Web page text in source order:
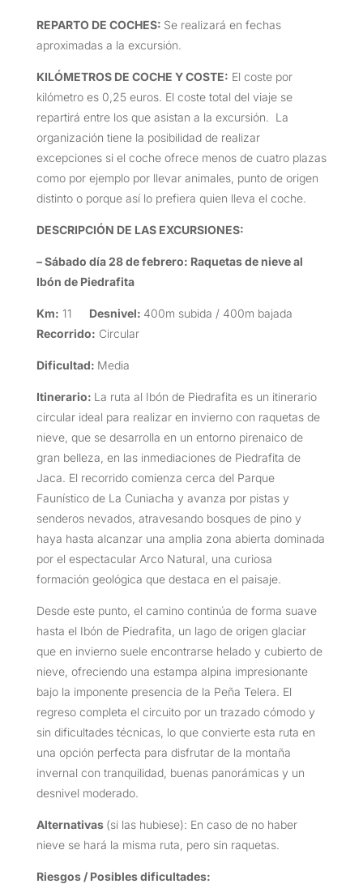
REPARTO DE COCHES: Se realizará en fechas
aproximadas a la excursión.
KILÓMETROS DE COCHE Y COSTE: El coste por
kilómetro es 0,25 euros. El coste total del viaje se
repartirá entre los que asistan a la excursión. La
organización tiene la posibilidad de realizar
excepciones si el coche ofrece menos de cuatro plazas
como por ejemplo por llevar animales, punto de origen
distinto o porque así lo prefiera quien lleva el coche.
DESCRIPCIÓN DE LAS EXCURSIONES:
– Sábado día 28 de febrero: Raquetas de nieve al
Ibón de Piedrafita
Km: 11 Desnivel: 400m subida / 400m bajada
Recorrido: Circular
Dificultad: Media
Itinerario: La ruta al Ibón de Piedrafita es un itinerario
circular ideal para realizar en invierno con raquetas de
nieve, que se desarrolla en un entorno pirenaico de
gran belleza, en las inmediaciones de Piedrafita de
Jaca. El recorrido comienza cerca del Parque
Faunístico de La Cuniacha y avanza por pistas y
senderos nevados, atravesando bosques de pino y
haya hasta alcanzar una amplia zona abierta dominada
por el espectacular Arco Natural, una curiosa
formación geológica que destaca en el paisaje.
Desde este punto, el camino continúa de forma suave
hasta el Ibón de Piedrafita, un lago de origen glaciar
que en invierno suele encontrarse helado y cubierto de
nieve, ofreciendo una estampa alpina impresionante
bajo la imponente presencia de la Peña Telera. El
regreso completa el circuito por un trazado cómodo y
sin dificultades técnicas, lo que convierte esta ruta en
una opción perfecta para disfrutar de la montaña
invernal con tranquilidad, buenas panorámicas y un
desnivel moderado.
Alternativas (si las hubiese): En caso de no haber
nieve se hará la misma ruta, pero sin raquetas.
Riesgos / Posibles dificultades: